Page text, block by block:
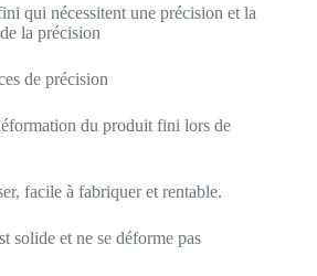
qui nécessitent une précision et la
la précision
de précision
du produit fini lors de
facile à fabriquer et rentable.
solide et ne se déforme pas